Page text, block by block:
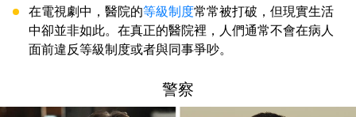
在電視劇中，醫院的等級制度常常被打破，但現實生活
中卻並非如此。在真正的醫院裡，人們通常不會在病人
面前違反等級制度或者與同事爭吵。
警察